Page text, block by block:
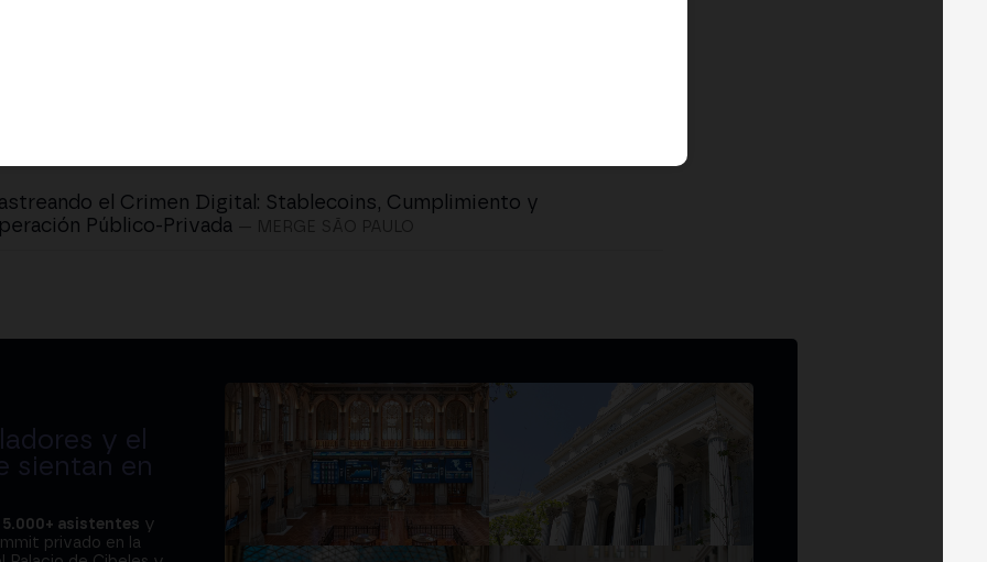
el Crimen Digital: Stablecoins, Cumplimiento y
Público-Privada
y el
sientan en
5.000+ asistentes y
privado en la